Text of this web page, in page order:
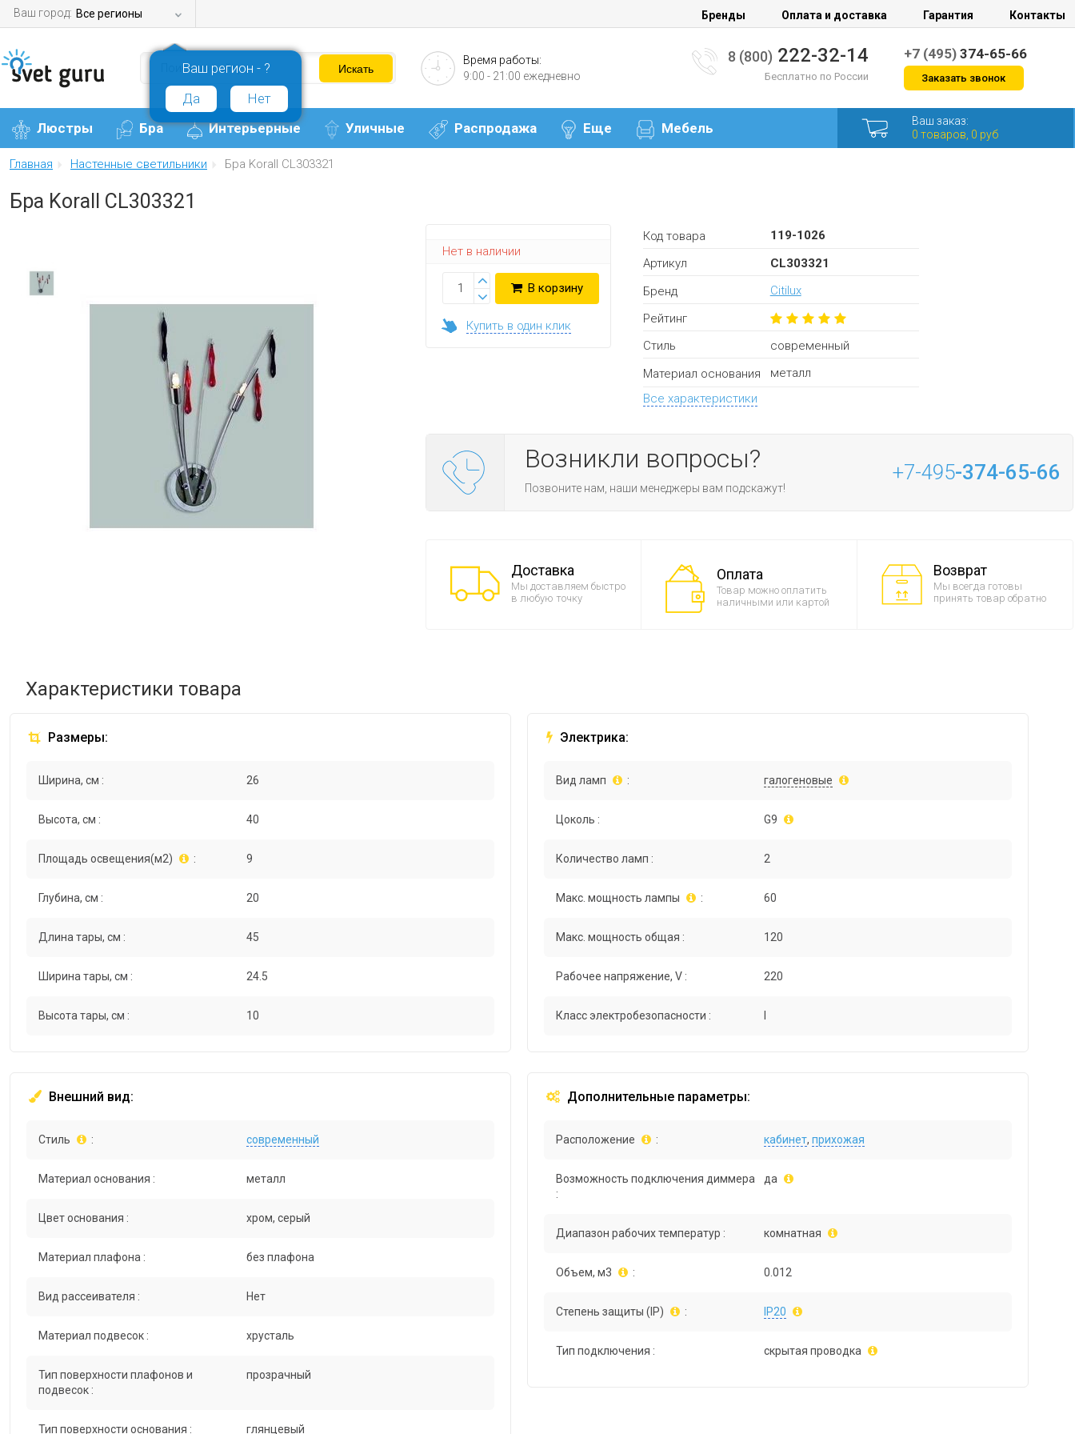
Ваш город: Все регионы
Ваш регион - ?
Да
Нет
Бренды Оплата и доставка Гарантия Контакты
Время работы:
9:00 - 21:00 ежедневно
8 (800) 222-32-14
Бесплатно по России
+7 (495)374-65-66
Заказать звонок
Люстры Бра Интерьерные Уличные Распродажа Еще Мебель
Ваш заказ:
0 товаров, 0 руб
Главная Настенные светильники Бра Korall CL303321
Бра Korall CL303321
Нет в наличии
В корзину
Купить в один клик
Код товара
119-1026
Артикул
CL303321
Бренд
Citilux
Рейтинг
Стиль
современный
Материал основания
металл
Все характеристики
Возникли вопросы?
Позвоните нам, наши менеджеры вам подскажут!
+7-495-374-65-66
Доставка
Мы доставляем быстро
в любую точку
Оплата
Товар можно оплатить
наличными или картой
Возврат
Мы всегда готовы
принять товар обратно
Характеристики товара
Размеры:
Ширина, см : 26
Высота, см : 40
Площадь освещения(м2) : 9
Глубина, см : 20
Длина тары, см : 45
Ширина тары, см : 24.5
Высота тары, см : 10
Электрика:
Вид ламп : галогеновые
Цоколь : G9
Количество ламп : 2
Макс. мощность лампы : 60
Макс. мощность общая : 120
Рабочее напряжение, V : 220
Класс электробезопасности :
Внешний вид:
Стиль : современный
Материал основания : металл
Цвет основания : хром, серый
Материал плафона : без плафона
Вид рассеивателя : Нет
Материал подвесок : хрусталь
Тип поверхности плафонов и
подвесок :
прозрачный
Тип поверхности основания : глянцевый
Дополнительные параметры:
Расположение : кабинет,прихожая
Возможность подключения диммера
:
да
Диапазон рабочих температур : комнатная
Объем, м3 : 0.012
Степень защиты (IP) : IP20
Тип подключения : скрытая проводка